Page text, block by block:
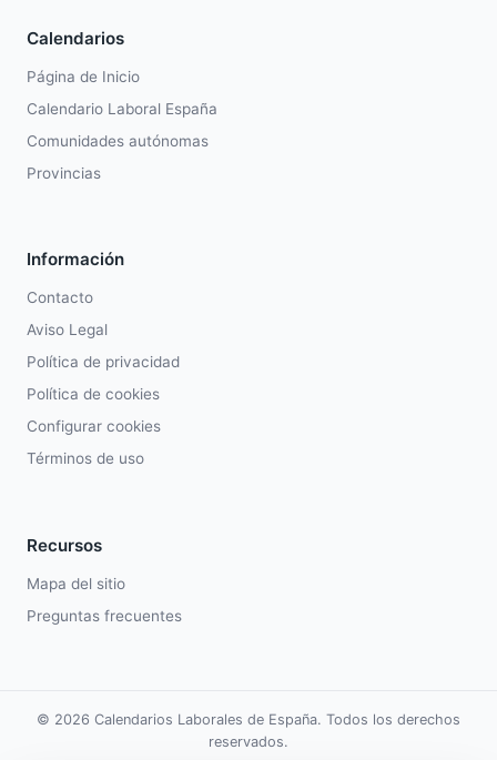
Calendarios
Página de Inicio
Calendario Laboral España
Comunidades autónomas
Provincias
Información
Contacto
Aviso Legal
Política de privacidad
Política de cookies
Configurar cookies
Términos de uso
Recursos
Mapa del sitio
Preguntas frecuentes
© 2026 Calendarios Laborales de España. Todos los derechos
reservados.